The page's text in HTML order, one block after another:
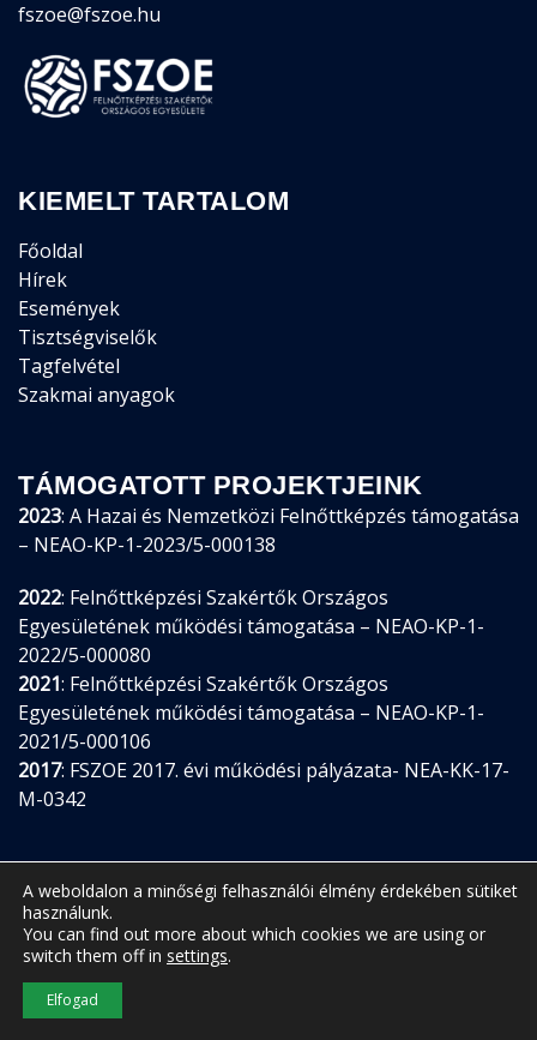
fszoe@fszoe.hu
KIEMELT TARTALOM
Főoldal
Hírek
Események
Tisztségviselők
Tagfelvétel
Szakmai anyagok
TÁMOGATOTT PROJEKTJEINK
2023: A Hazai és Nemzetközi Felnőttképzés támogatása
– NEAO-KP-1-2023/5-000138
2022: Felnőttképzési Szakértők Országos
Egyesületének működési támogatása – NEAO-KP-1-
2022/5-000080
2021: Felnőttképzési Szakértők Országos
Egyesületének működési támogatása – NEAO-KP-1-
2021/5-000106
2017: FSZOE 2017. évi működési pályázata- NEA-KK-17-
M-0342
© 2026 FSZOE •
A weboldalon a minőségi felhasználói élmény érdekében sütiket
használunk.
You can find out more about which cookies we are using or
switch them off in settings.
Elfogad